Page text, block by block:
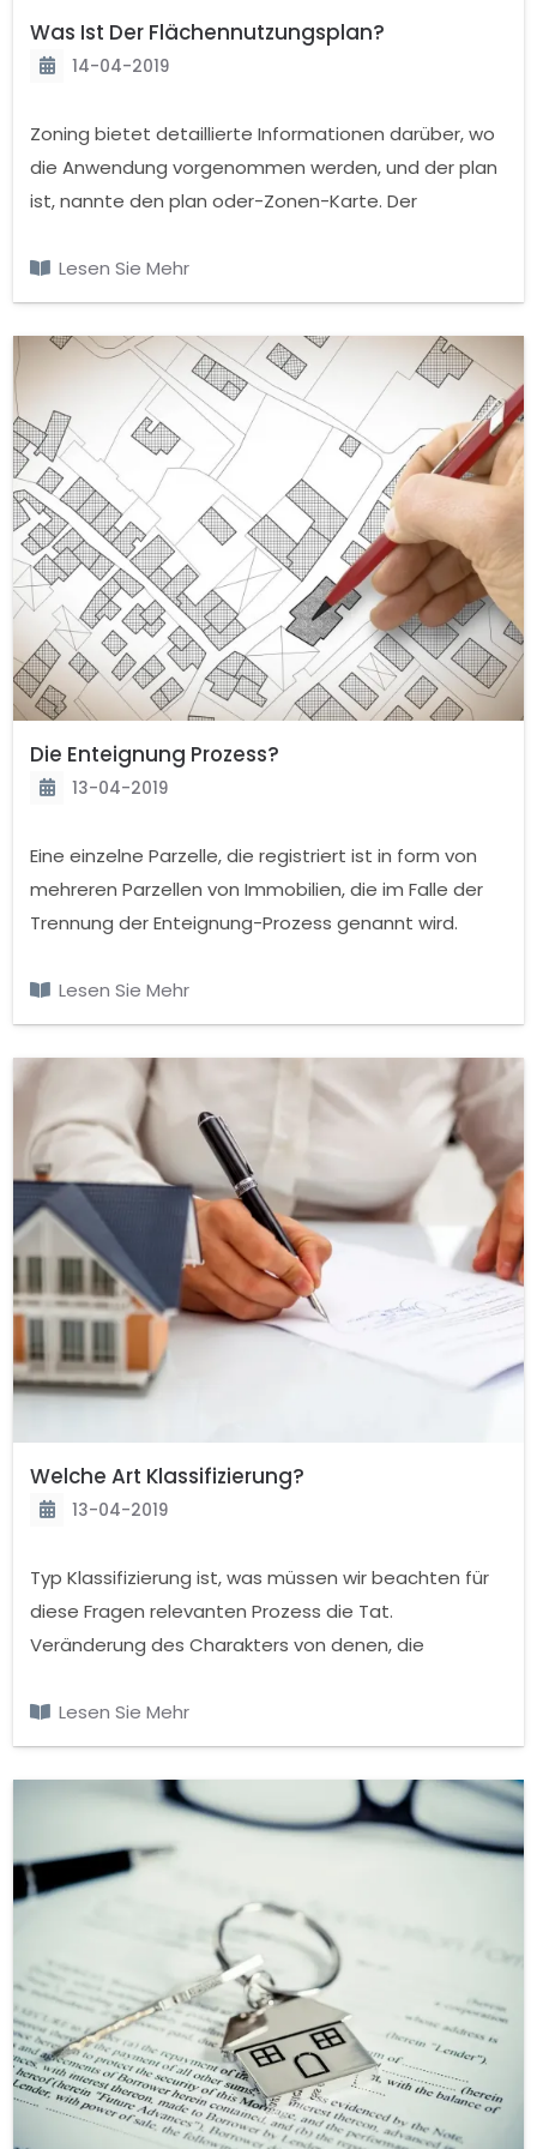
Was Ist Der Flächennutzungsplan?
14-04-2019
Zoning bietet detaillierte Informationen darüber, wo
die Anwendung vorgenommen werden, und der plan
ist, nannte den plan oder-Zonen-Karte. Der
von 10 tausend Siedlungen in der Vergangenheit. Die
Intensität mit der Flächennutzungsplan Zonierung
Anwendung, Inseln, Straßen, und viele statistische
Berichte generiert werden.
Lesen Sie Mehr
Die Enteignung Prozess?
13-04-2019
Eine einzelne Parzelle, die registriert ist in form von
mehreren Parzellen von Immobilien, die im Falle der
Trennung der Enteignung-Prozess genannt wird.
Sparte oder ein Teil in das Grundbuch in Fällen von
änderungen.
Lesen Sie Mehr
Welche Art Klassifizierung?
13-04-2019
Typ Klassifizierung ist, was müssen wir beachten für
diese Fragen relevanten Prozess die Tat.
Veränderung des Charakters von denen, die
Grundbuchamt und die Eintragung Prozess wieder
um, so werden von einer anderen Natur.
Lesen Sie Mehr